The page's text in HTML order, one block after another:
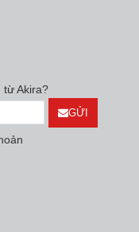
từ Akira?
GỬI